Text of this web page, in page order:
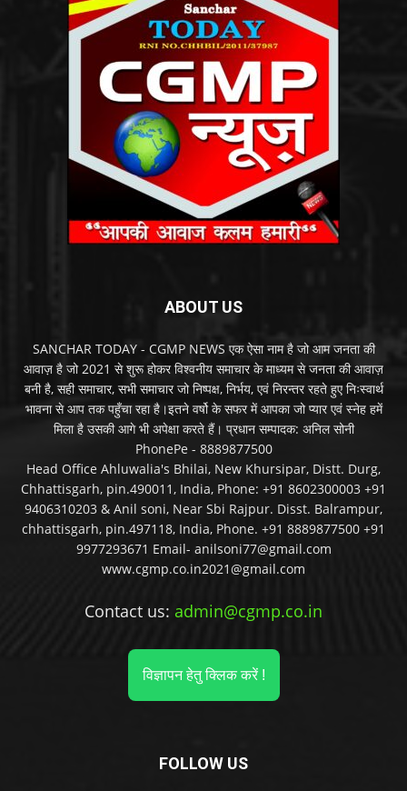
ABOUT US
SANCHAR TODAY - CGMP NEWS एक ऐसा नाम है जो आम जनता की
आवाज़ है जो 2021 से शुरू होकर विश्वनीय समाचार के माध्यम से जनता की आवाज़
बनी है, सही समाचार, सभी समाचार जो निष्पक्ष, निर्भय, एवं निरन्तर रहते हुए निःस्वार्थ
भावना से आप तक पहुँचा रहा है।इतने वर्षो के सफर में आपका जो प्यार एवं स्नेह हमें
मिला है उसकी आगे भी अपेक्षा करते हैं। प्रधान सम्पादक: अनिल सोनी
PhonePe - 8889877500
Head Office Ahluwalia's Bhilai, New Khursipar, Distt. Durg,
Chhattisgarh, pin.490011, India, Phone: +91 8602300003 +91
9406310203 & Anil soni, Near Sbi Rajpur. Disst. Balrampur,
chhattisgarh, pin.497118, India, Phone. +91 8889877500 +91
9977293671 Email- anilsoni77@gmail.com
www.cgmp.co.in2021@gmail.com
Contact us: admin@cgmp.co.in
विज्ञापन हेतु क्लिक करें !
FOLLOW US